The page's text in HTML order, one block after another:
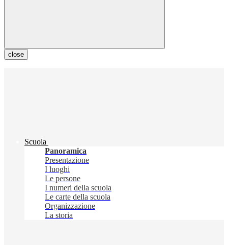
close
Scuola
Panoramica
Presentazione
I luoghi
Le persone
I numeri della scuola
Le carte della scuola
Organizzazione
La storia